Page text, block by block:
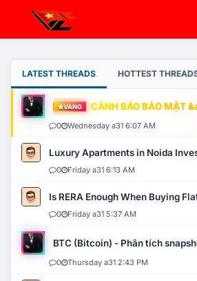
LATEST THREADS HOTTEST
VÀNG CẢNH BÁO BẢO MẬT
0 Wednesday a31 6:07 AM
Luxury Apartments in Noida
0 Friday a31 6:13 AM
Is RERA Enough When Buying
0 Friday a31 5:37 AM
BTC (Bitcoin) - Phân tích
0 Thursday a31 2:43 PM